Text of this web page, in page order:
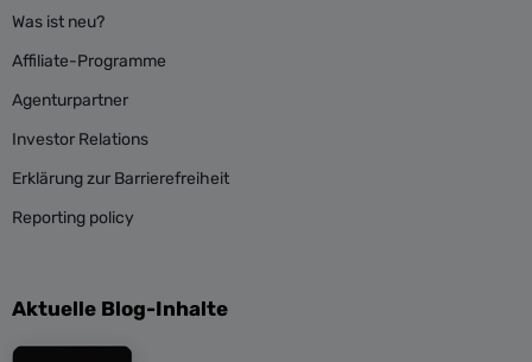
Was ist neu?
Affiliate-Programme
Agenturpartner
Investor Relations
Erklärung zur Barrierefreiheit
Reporting policy
Aktuelle Blog-Inhalte